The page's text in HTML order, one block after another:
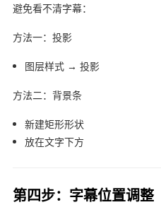
避免看不清字幕：
方法一：投影
图层样式 → 投影
方法二：背景条
新建矩形形状
放在文字下方
第四步：字幕位置调整